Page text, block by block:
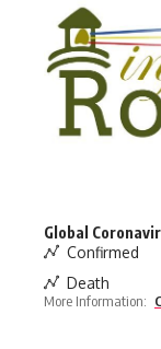
Global
Confirmed
Death
More Information: